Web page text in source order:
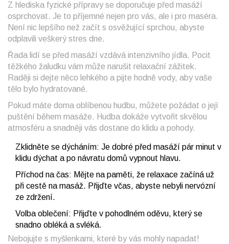
Z hlediska fyzické přípravy se doporučuje před masáží
osprchovat. Je to příjemné nejen pro vás, ale i pro maséra.
Není nic lepšího než začít s osvěžující sprchou, abyste
odplavili veškerý stres dne.
Řada lidí se před masáží vzdává intenzivního jídla. Pocit
těžkého žaludku vám může narušit relaxační zážitek.
Raději si dejte něco lehkého a pijte hodně vody, aby vaše
tělo bylo hydratované.
Pokud máte doma oblíbenou hudbu, můžete požádat o její
puštění během masáže. Hudba dokáže vytvořit skvělou
atmosféru a snadněji vás dostane do klidu a pohody.
Zklidněte se dýcháním: Je dobré před masáží pár minut v
klidu dýchat a po návratu domů vypnout hlavu.
Příchod na čas: Mějte na paměti, že relaxace začíná už
při cestě na masáž. Přijďte včas, abyste nebyli nervózní
ze zdržení.
Volba oblečení: Přijďte v pohodlném oděvu, který se
snadno obléká a svléká.
Nebojujte s myšlenkami, které by vás mohly napadat!